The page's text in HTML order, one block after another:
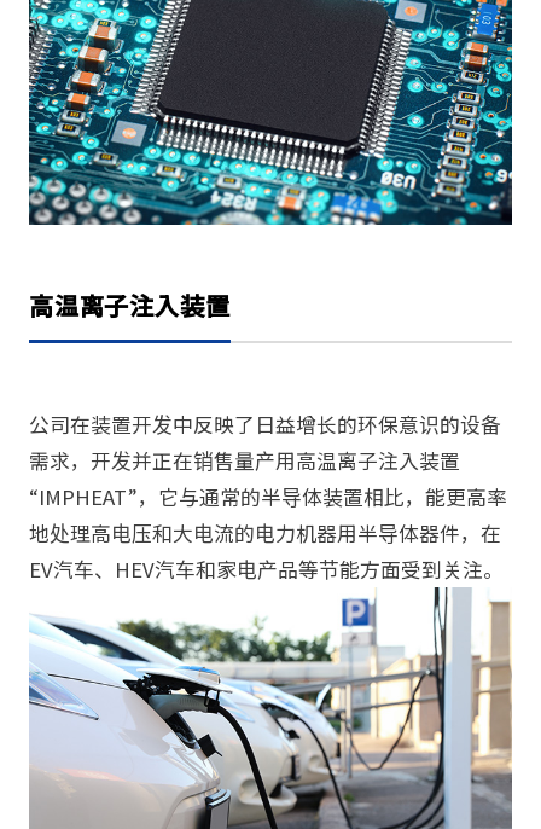
高温离子注入装置
公司在装置开发中反映了日益增长的环保意识的设备
需求，开发并正在销售量产用高温离子注入装置
“IMPHEAT”，它与通常的半导体装置相比，能更高率
地处理高电压和大电流的电力机器用半导体器件，在
EV汽车、HEV汽车和家电产品等节能方面受到关注。